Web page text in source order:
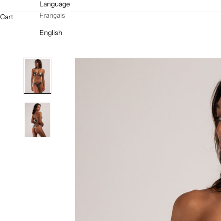
Language
Français
English
Cart